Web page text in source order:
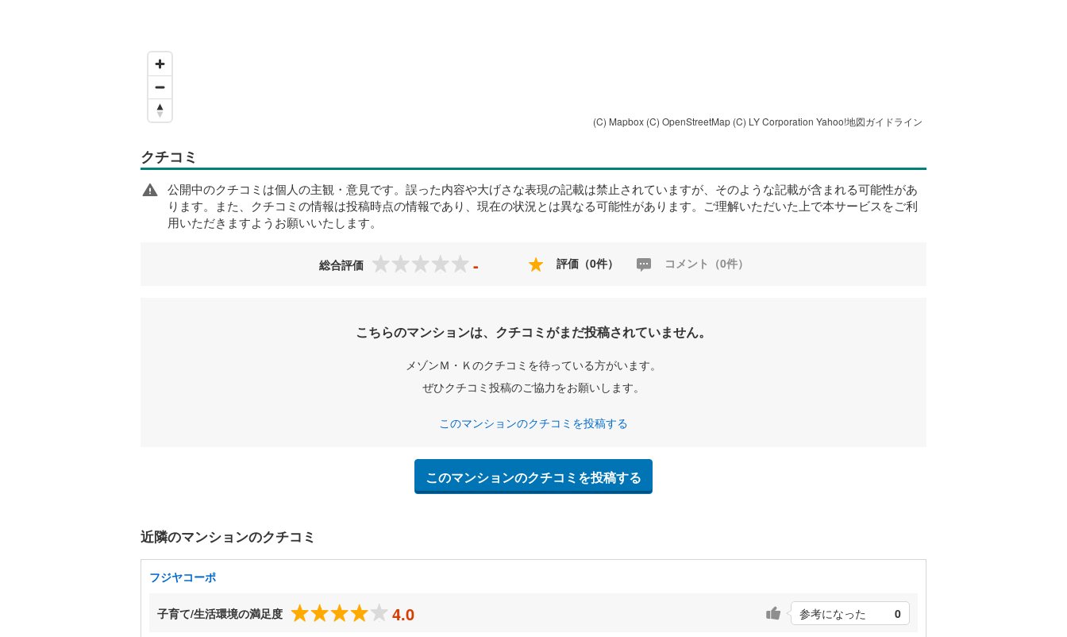
(C) Mapbox (C) OpenStreetMap (C) LY Corporation Yahoo!地図ガイドライン
クチコミ
公開中のクチコミは個人の主観・意見です。誤った内容や大げさな表現の記載は禁止されていますが、そのような記載が含まれる可能性があ
ります。また、クチコミの情報は投稿時点の情報であり、現在の状況とは異なる可能性があります。ご理解いただいた上で本サービスをご利
用いただきますようお願いいたします。
総合評価 - 評価（0件） コメント（0件）
こちらのマンションは、クチコミがまだ投稿されていません。
メゾンＭ・Ｋのクチコミを待っている方がいます。
ぜひクチコミ投稿のご協力をお願いします。
このマンションのクチコミを投稿する
このマンションのクチコミを投稿する
近隣のマンションのクチコミ
フジヤコーポ
子育て/生活環境の満足度 4.0 参考になった 0